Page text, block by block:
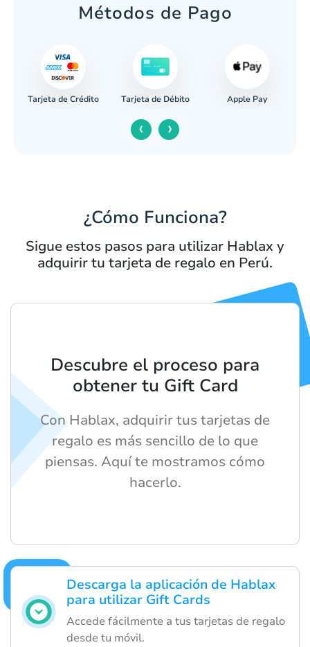
Métodos de Pago
Tarjeta de Crédito Tarjeta de Débito Apple Pay
‹ ›
¿Cómo Funciona?
Sigue estos pasos para utilizar Hablax y
adquirir tu tarjeta de regalo en Perú.
Descarga la aplicación de Hablax
para utilizar Gift Cards
Accede fácilmente a tus tarjetas de regalo
desde tu móvil.
Descubre el proceso para
obtener tu Gift Card
Con Hablax, adquirir tus tarjetas de
regalo es más sencillo de lo que
piensas. Aquí te mostramos cómo
hacerlo.